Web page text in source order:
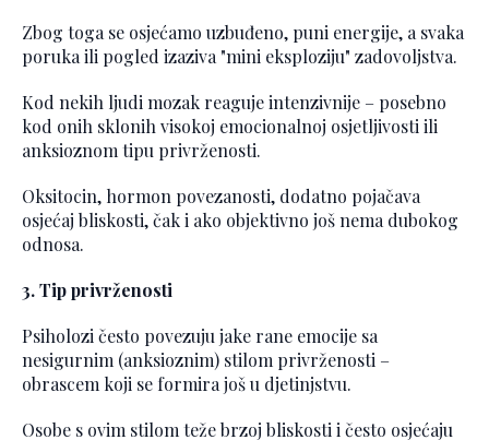
Zbog toga se osjećamo uzbuđeno, puni energije, a svaka
poruka ili pogled izaziva "mini eksploziju" zadovoljstva.
Kod nekih ljudi mozak reaguje intenzivnije – posebno
kod onih sklonih visokoj emocionalnoj osjetljivosti ili
anksioznom tipu privrženosti.
Oksitocin, hormon povezanosti, dodatno pojačava
osjećaj bliskosti, čak i ako objektivno još nema dubokog
odnosa.
3. Tip privrženosti
Psiholozi često povezuju jake rane emocije sa
nesigurnim (anksioznim) stilom privrženosti –
obrascem koji se formira još u djetinjstvu.
Osobe s ovim stilom teže brzoj bliskosti i često osjećaju